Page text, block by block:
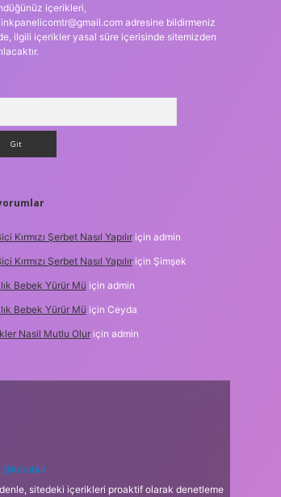
içerikleri,
adresine bildirmeniz
ilgili içerikler yasal süre içerisinde sitemizden
Kırmızı Şerbet Nasıl Yapılıriçin admin
Kırmızı Şerbet Nasıl Yapılıriçin Şimşek
Bebek Yürür Mü için admin
Bebek Yürür Mü için Ceyda
Nasil Mutlu Oluriçin admin
sitedeki içerikleri proaktif olarak denetleme